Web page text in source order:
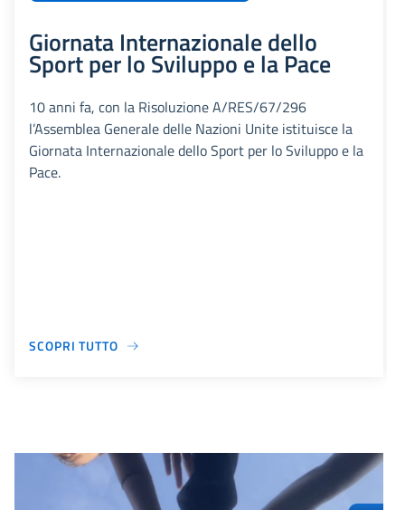
Giornata Internazionale dello
Sport per lo Sviluppo e la Pace
10 anni fa, con la Risoluzione A/RES/67/296
l’Assemblea Generale delle Nazioni Unite istituisce la
Giornata Internazionale dello Sport per lo Sviluppo e la
Pace.
SCOPRI TUTTO